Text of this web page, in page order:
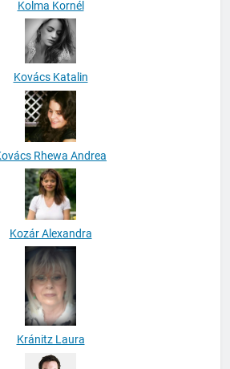
Kolma Kornél
Kovács Katalin
Kovács Rhewa Andrea
Kozár Alexandra
Kránitz Laura